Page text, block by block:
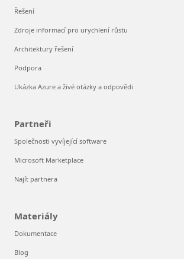
Řešení
Zdroje informací pro urychlení růstu
Architektury řešení
Podpora
Ukázka Azure a živé otázky a odpovědi
Partneři
Společnosti vyvíjející software
Microsoft Marketplace
Najít partnera
Materiály
Dokumentace
Blog